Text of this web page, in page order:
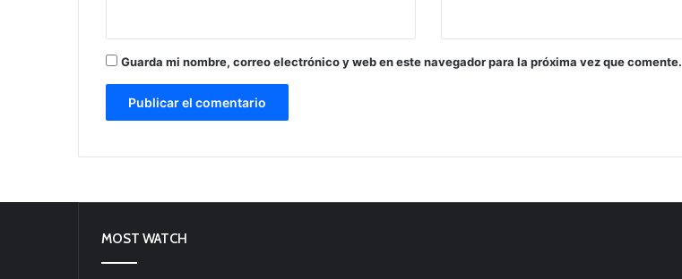
Guarda mi nombre, correo electrónico y web en este navegador para la próxima vez que comente.
MOST WATCH